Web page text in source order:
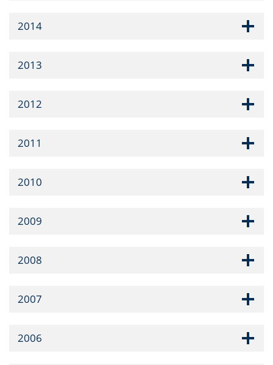
2014
2013
2012
2011
2010
2009
2008
2007
2006